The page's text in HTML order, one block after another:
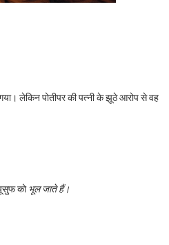
लेकिन पोतीपर की पत्नी के झूठे आरोप से वह
कोभूल जाते हैं।